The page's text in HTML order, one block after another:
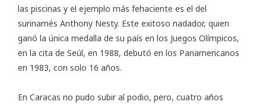
las piscinas y el ejemplo más fehaciente es el del
surinamés Anthony Nesty. Este exitoso nadador, quien
ganó la única medalla de su país en los Juegos Olímpicos,
en la cita de Seúl, en 1988, debutó en los Panamericanos
en 1983, con solo 16 años.
En Caracas no pudo subir al podio, pero, cuatro años